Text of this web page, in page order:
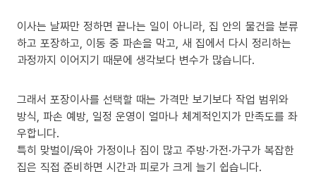
이사는 날짜만 정하면 끝나는 일이 아니라, 집 안의 물건을 분류
하고 포장하고, 이동 중 파손을 막고, 새 집에서 다시 정리하는
과정까지 이어지기 때문에 생각보다 변수가 많습니다.
그래서 포장이사를 선택할 때는 가격만 보기보다 작업 범위와
방식, 파손 예방, 일정 운영이 얼마나 체계적인지가 만족도를 좌
우합니다.
특히 맞벌이/육아 가정이나 짐이 많고 주방·가전·가구가 복잡한
집은 직접 준비하면 시간과 피로가 크게 늘기 쉽습니다.